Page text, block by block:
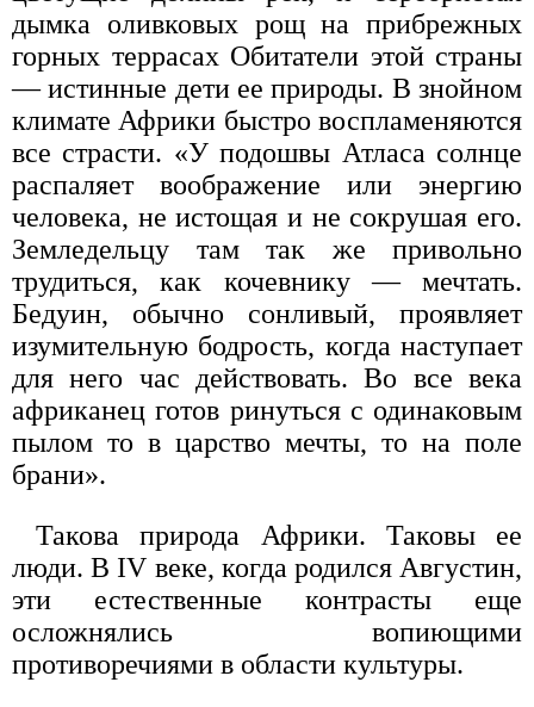
дымка оливковых рощ на прибрежных
горных террасах Обитатели этой страны
— истинные дети ее природы. В знойном
климате Африки быстро воспламеняются
все страсти. «У подошвы Атласа солнце
распаляет воображение или энергию
человека, не истощая и не сокрушая его.
Земледельцу там так же привольно
трудиться, как кочевнику — мечтать.
Бедуин, обычно сонливый, проявляет
изумительную бодрость, когда наступает
для него час действовать. Во все века
африканец готов ринуться с одинаковым
пылом то в царство мечты, то на поле
брани».
Такова природа Африки. Таковы ее
люди. В IV веке, когда родился Августин,
эти естественные контрасты еще
осложнялись вопиющими
противоречиями в области культуры.